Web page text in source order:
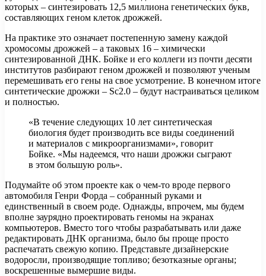
которых – синтезировать 12,5 миллиона генетических букв,
составляющих геном клеток дрожжей.
На практике это означает постепенную замену каждой
хромосомы дрожжей – а таковых 16 – химически
синтезированной ДНК. Бойке и его коллеги из почти десяти
институтов разбирают геном дрожжей и позволяют ученым
перемешивать его гены на свое усмотрение. В конечном итоге
синтетические дрожжи – Sc2.0 – будут настраиваться целиком
и полностью.
«В течение следующих 10 лет синтетическая
биология будет производить все виды соединений
и материалов с микроорганизмами», говорит
Бойке. «Мы надеемся, что наши дрожжи сыграют
в этом большую роль».
Подумайте об этом проекте как о чем-то вроде первого
автомобиля Генри Форда – собранный руками и
единственный в своем роде. Однажды, впрочем, мы будем
вполне заурядно проектировать геномы на экранах
компьютеров. Вместо того чтобы разрабатывать или даже
редактировать ДНК организма, было бы проще просто
распечатать свежую копию. Представьте дизайнерские
водоросли, производящие топливо; безотказные органы;
воскрешенные вымершие виды.